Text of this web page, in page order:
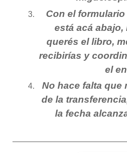
Con el
está acá
querés el libro,
recibirías y
el
No hace falta que
de la
la fecha